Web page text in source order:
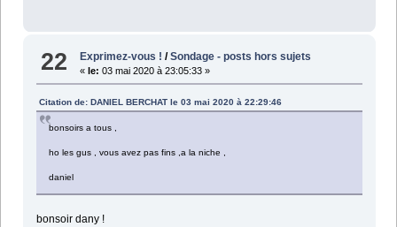
22 Exprimez-vous ! /Sondage - posts hors sujets
«le: 03 mai 2020 à 23:05:33 »
Citation de: DANIEL BERCHAT le 03 mai 2020 à 22:29:46
bonsoirs a tous ,
ho les gus , vous avez pas fins ,a la niche ,
daniel
bonsoir dany !